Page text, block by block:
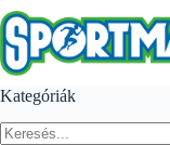
Skip
to
content
Kategóriák